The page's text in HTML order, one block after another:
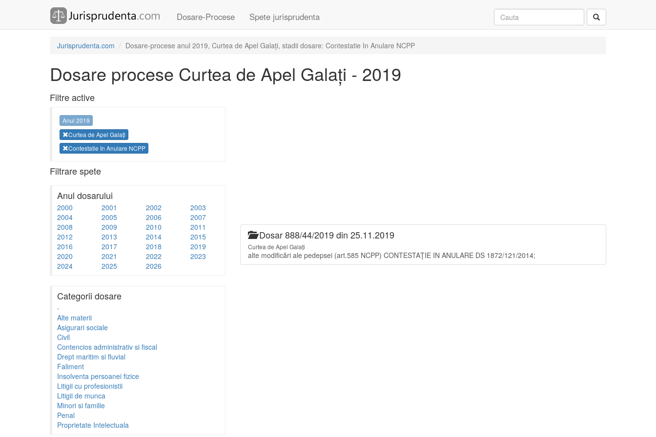
Dosare-Procese Spete jurisprudenta
Jurisprudenta.com Dosare-procese anul 2019, Curtea de Apel Galați, stadii dosare: Contestatie In Anulare NCPP
Dosare procese Curtea de Apel Galați - 2019
Filtre active
Anul 2019
Curtea de Apel Galați
Contestatie In Anulare NCPP
Filtrare spete
Anul dosarului
2000 2001 2002
2003
2004
2005 2006
2007
2008
2009 2010
2011
2012
2013 2014
2015
2016
2017 2018
2019
2020
2021 2022
2023
2024
2025 2026
Categorii dosare
-
Alte materii
Asigurari sociale
Civil
Contencios administrativ si fiscal
Drept maritim si fluvial
Faliment
Insolventa persoanei fizice
Litigii cu profesionistii
Litigii de munca
Minori si familie
Penal
Proprietate Intelectuala
Dosar 888/44/2019 din 25.11.2019
Curtea de Apel Galați
alte modificări ale pedepsei (art.585 NCPP) CONTESTAŢIE IN ANULARE DS 1872/121/2014;